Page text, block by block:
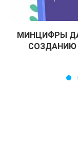
МИНЦИФРЫ
СОЗДАНИЮ